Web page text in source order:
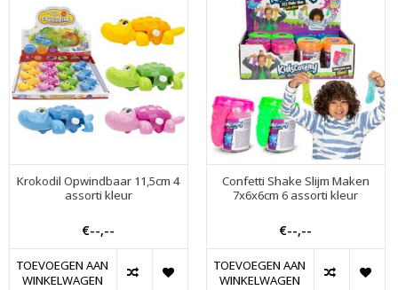
Krokodil Opwindbaar 11,5cm 4
assorti kleur
€--,--
TOEVOEGEN AAN
WINKELWAGEN
Confetti Shake Slijm Maken
7x6x6cm 6 assorti kleur
€--,--
TOEVOEGEN AAN
WINKELWAGEN